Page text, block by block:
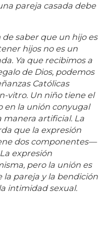
pareja casada debe
de saber que un hijo es
hijos no es un
Ya que recibimos a
de Dios, podemos
Católicas
vitro. Un niño tiene el
en la unión conyugal
manera artificial. La
que la expresión
dos componentes—
expresión
pero la unión es
la pareja y la bendición
intimidad sexual.